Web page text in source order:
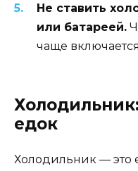
Не ставить
или батареей.
чаще
едок
Холодильник — это